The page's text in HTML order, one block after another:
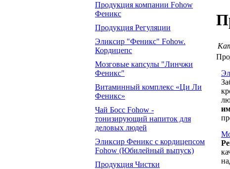
Продукция компании Fohow
Феникс
Продукция Регуляции
Эликсир "Феникс" Fohow.
Кордицепс
Мозговые капсулы "Линчжи
Феникс"
Витаминный комплекс «Ци Ли
Феникс»
Чай Босс Fohow -
тонизирующий напиток для
деловых людей
Эликсир Феникс с кордицепсом
Fohow (Юбилейный выпуск)
Продукция Чистки